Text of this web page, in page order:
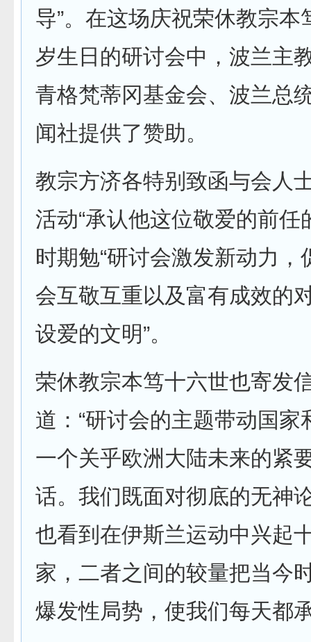
导”。在这场庆祝荣休教宗本
岁生日的研讨会中，波兰主
青格梵蒂冈基金会、波兰总
闻社提供了赞助。
教宗方济各特别致函与会人
活动“承认他这位敬爱的前任
时期勉“研讨会激发新动力，
会互敬互重以及富有成效的
设爱的文明”。
荣休教宗本笃十六世也寄发
道：“研讨会的主题带动国家
一个关乎欧洲大陆未来的紧
话。我们既面对彻底的无神
也看到在伊斯兰运动中兴起
家，二者之间的较量把当今
爆发性局势，使我们每天都